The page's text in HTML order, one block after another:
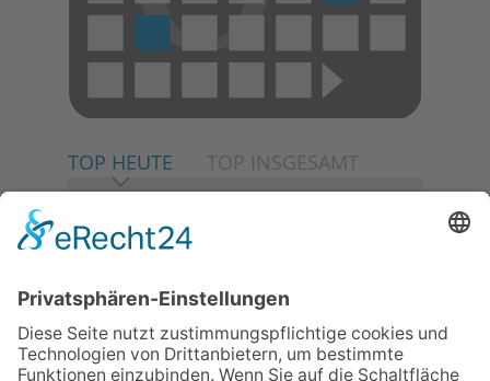
TOP HEUTE TOP INSGESAMT
06.08.2026
Baustellenführung führt auch in
die Zukunft der Stadt
Königstein